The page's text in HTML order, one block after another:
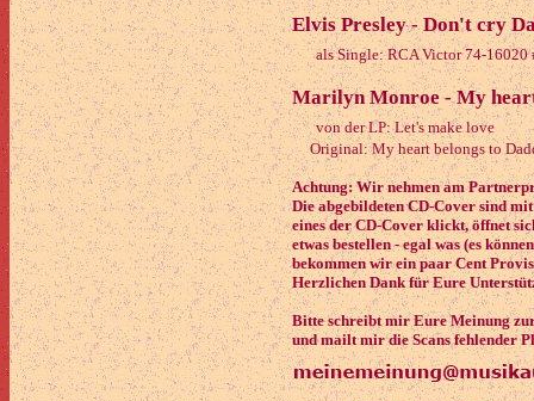
Elvis Presley - Don't cry
als Single: RCA Victor 74-16020
Marilyn Monroe - My
von der LP: Let's make love
Original: My heart belongs to
Achtung: Wir nehmen am
Die abgebildeten CD-Cover sind
eines der CD-Cover klickt, öffnet
etwas bestellen - egal was (es
bekommen wir ein paar Cent
Herzlichen Dank für Eure
Bitte schreibt mir Eure Meinung
und mailt mir die Scans fehlender